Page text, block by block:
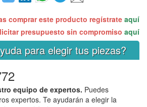
comprar este producto regístrate aquí
presupuesto sin compromiso aquí
para elegir tus piezas?
equipo de expertos. Puedes
expertos. Te ayudarán a elegir la